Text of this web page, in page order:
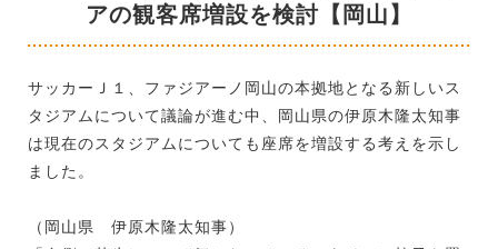
アの観客席増設を検討【岡山】
サッカーＪ１、ファジアーノ岡山の本拠地となる新しいス
タジアムについて議論が進む中、岡山県の伊原木隆太知事
は現在のスタジアムについても座席を増設する考えを示し
ました。
（岡山県 伊原木隆太知事）